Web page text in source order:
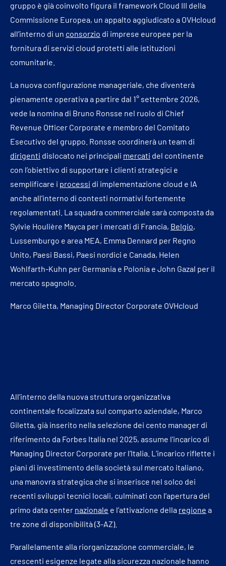
gruppo è già coinvolto figura il framework Cloud III della
Commissione Europea, un appalto aggiudicato a OVHcloud
all’interno di un consorzio di imprese europee per la
fornitura di servizi cloud protetti alle istituzioni
comunitarie.
La nuova configurazione manageriale, che diventerà
pienamente operativa a partire dal 1° settembre 2026,
vede la nomina di Bruno Ronsse nel ruolo di Chief
Revenue Officer Corporate e membro del Comitato
Esecutivo del gruppo. Ronsse coordinerà un team di
dirigenti dislocato nei principali mercati del continente
con l’obiettivo di supportare i clienti strategici e
semplificare i processi di implementazione cloud e IA
anche all’interno di contesti normativi fortemente
regolamentati. La squadra commerciale sarà composta da
Sylvie Houlière Mayca per i mercati di Francia, Belgio,
Lussemburgo e area MEA, Emma Dennard per Regno
Unito, Paesi Bassi, Paesi nordici e Canada, Helen
Wohlfarth-Kuhn per Germania e Polonia e John Gazal per il
mercato spagnolo.
Marco Giletta, Managing Director Corporate OVHcloud
All’interno della nuova struttura organizzativa
continentale focalizzata sul comparto aziendale, Marco
Giletta, già inserito nella selezione dei cento manager di
riferimento da Forbes Italia nel 2025, assume l’incarico di
Managing Director Corporate per l’Italia. L’incarico riflette i
piani di investimento della società sul mercato italiano,
una manovra strategica che si inserisce nel solco dei
recenti sviluppi tecnici locali, culminati con l’apertura del
primo data center nazionale e l’attivazione della regione a
tre zone di disponibilità (3-AZ).
Parallelamente alla riorganizzazione commerciale, le
crescenti esigenze legate alla sicurezza nazionale hanno